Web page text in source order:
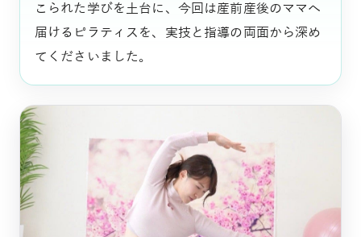
こられた学びを土台に、今回は産前産後のママへ
届けるピラティスを、実技と指導の両面から深め
てくださいました。